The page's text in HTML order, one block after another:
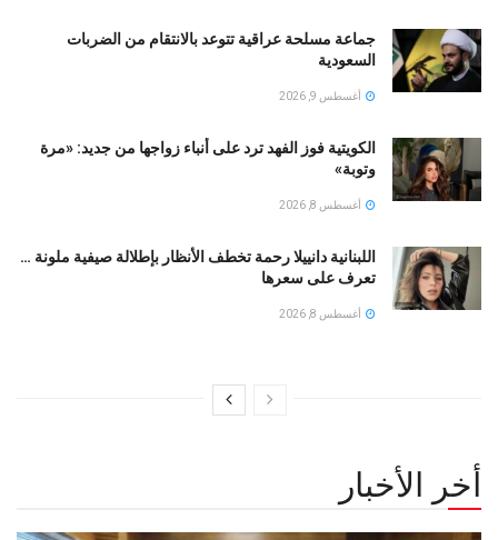
جماعة مسلحة عراقية تتوعد بالانتقام من الضربات
السعودية
أغسطس 9, 2026
الكويتية فوز الفهد ترد على أنباء زواجها من جديد: «مرة
وتوبة» ‏
أغسطس 8, 2026
اللبنانية دانييلا رحمة تخطف الأنظار بإطلالة صيفية ملونة …
تعرف على سعرها
أغسطس 8, 2026
أخر الأخبار